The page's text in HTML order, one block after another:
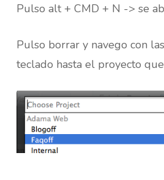
Pulso alt + CMD + N -> se
Pulso borrar y navego con
teclado hasta el proyecto